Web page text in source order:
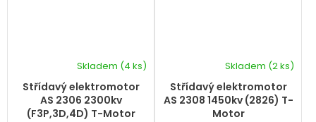
Střídavý elektromotor
AS 2306 2300kv
(F3P,3D,4D) T-Motor
Skladem (4 ks)
Střídavý elektromotor
AS 2308 1450kv (2826) T-
Motor
Skladem (2 ks)